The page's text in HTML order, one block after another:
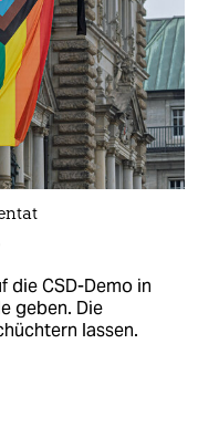
die CSD-Demo in
geben. Die
lassen.